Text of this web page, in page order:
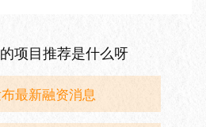
项目推荐是什么呀
最新融资消息